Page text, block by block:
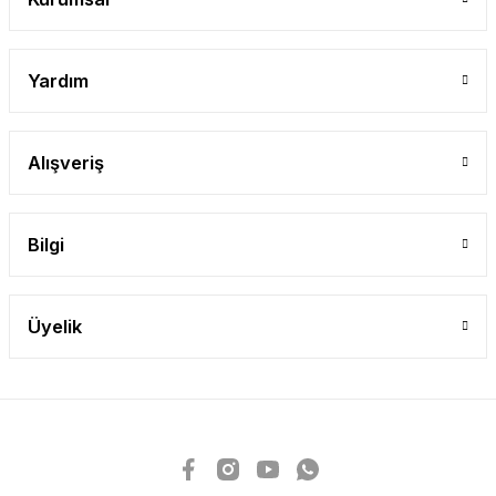
Yardım
Alışveriş
Bilgi
Üyelik